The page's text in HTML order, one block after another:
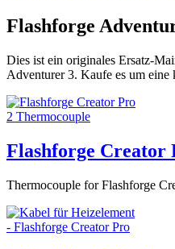
Flashforge
Dies ist ein originales Ersatz-
Adventurer 3. Kaufe es um eine
Flashforge Creator
Thermocouple for Flashforge